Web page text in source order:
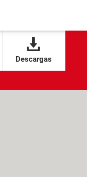
Descargas